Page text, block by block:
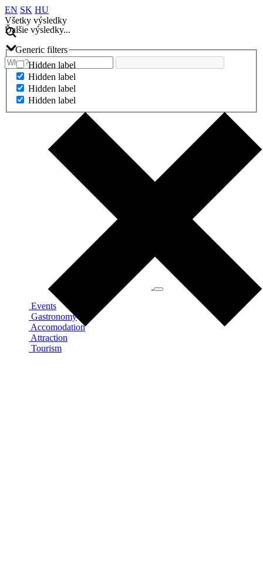
EN SK HU
Všetky výsledky
Ďalšie výsledky...
Generic filters
Hidden label
Hidden label
Hidden label
Hidden label
Ďalšie výsledky...
Events
Gastronomy
Accomodation
Attraction
Tourism